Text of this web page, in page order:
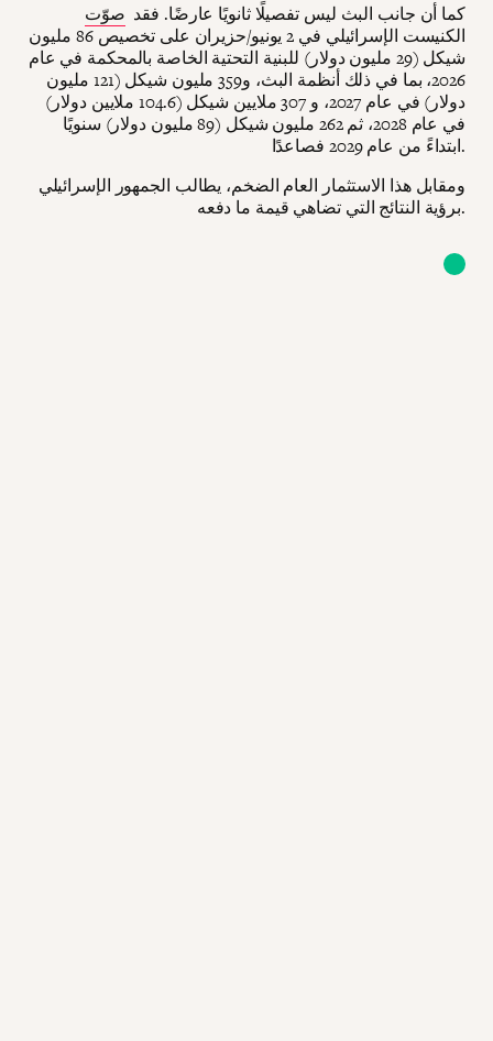
كما أن جانب البث ليس تفصيلًا ثانويًا عارضًا. فقد صوّت
الكنيست الإسرائيلي في 2 يونيو/حزيران على تخصيص 86 مليون
شيكل (29 مليون دولار) للبنية التحتية الخاصة بالمحكمة في عام
2026، بما في ذلك أنظمة البث، و359 مليون شيكل (121 مليون
دولار) في عام 2027، و 307 ملايين شيكل (104.6 ملايين دولار)
في عام 2028، ثم 262 مليون شيكل (89 مليون دولار) سنويًا
ابتداءً من عام 2029 فصاعدًا.
ومقابل هذا الاستثمار العام الضخم، يطالب الجمهور الإسرائيلي
برؤية النتائج التي تضاهي قيمة ما دفعه.